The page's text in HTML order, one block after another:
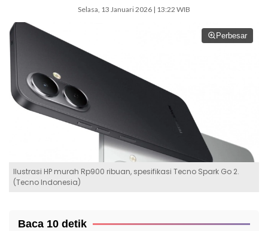
Selasa, 13 Januari 2026 | 13:22 WIB
Perbesar
Ilustrasi HP murah Rp900 ribuan, spesifikasi Tecno Spark Go 2.
(Tecno Indonesia)
Baca 10 detik